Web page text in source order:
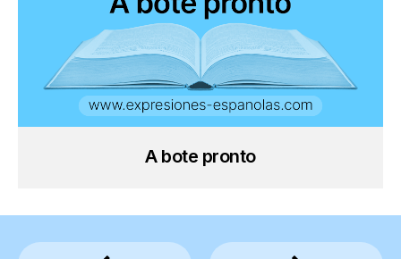
A bote pronto